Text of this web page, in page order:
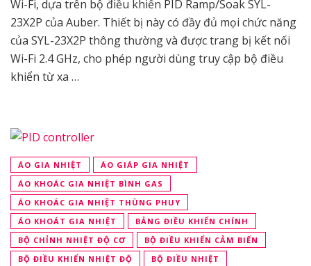
Wi-Fi, dựa trên bộ điều khiển PID Ramp/Soak SYL-
23X2P của Auber. Thiết bị này có đầy đủ mọi chức năng
của SYL-23X2P thông thường và được trang bị kết nối
Wi-Fi 2.4 GHz, cho phép người dùng truy cập bộ điều
khiển từ xa …
ÁO GIA NHIỆT
ÁO GIÁP GIA NHIỆT
ÁO KHOÁC GIA NHIỆT BÌNH GAS
ÁO KHOÁC GIA NHIỆT THÙNG PHUY
ÁO KHOÁT GIA NHIỆT
BẢNG ĐIỀU KHIỂN CHÍNH
BỘ CHỈNH NHIỆT ĐỘ CƠ
BỘ ĐIỀU KHIỂN CẢM BIẾN
BỘ ĐIỀU KHIỂN NHIỆT ĐỘ
BỘ ĐIỀU NHIỆT